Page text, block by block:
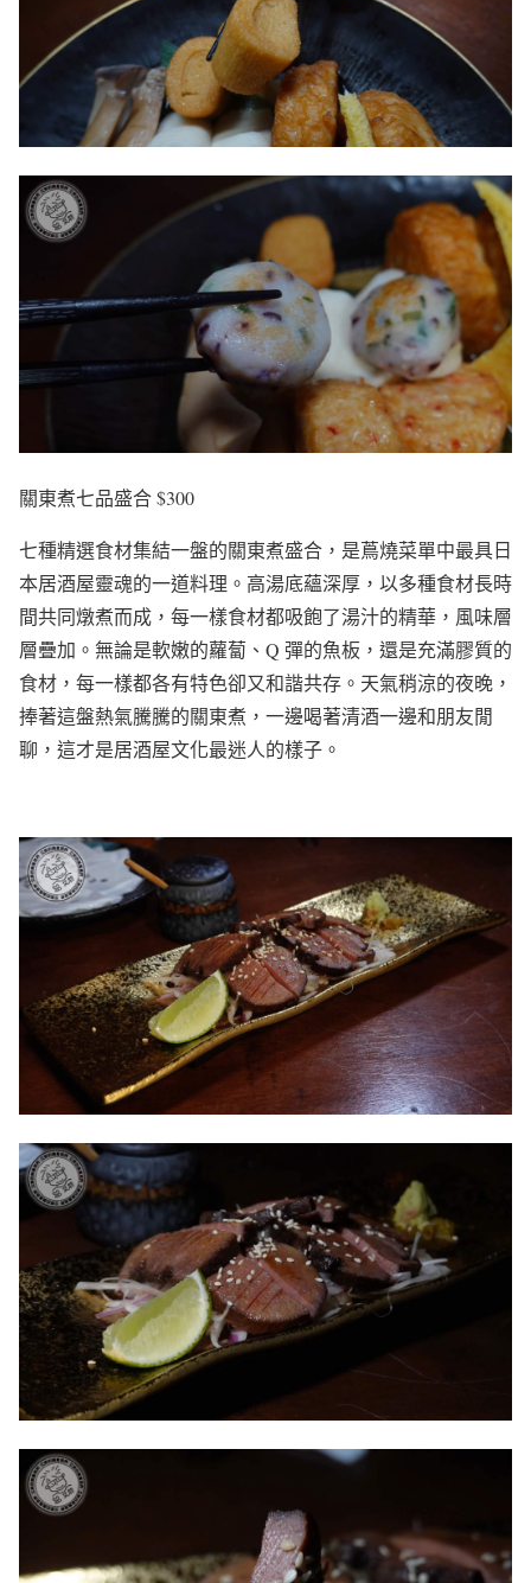
關東煮七品盛合 $300
七種精選食材集結一盤的關東煮盛合，是蔦燒菜單中最具日
本居酒屋靈魂的一道料理。高湯底蘊深厚，以多種食材長時
間共同燉煮而成，每一樣食材都吸飽了湯汁的精華，風味層
層疊加。無論是軟嫩的蘿蔔、Q 彈的魚板，還是充滿膠質的
食材，每一樣都各有特色卻又和諧共存。天氣稍涼的夜晚，
捧著這盤熱氣騰騰的關東煮，一邊喝著清酒一邊和朋友閒
聊，這才是居酒屋文化最迷人的樣子。